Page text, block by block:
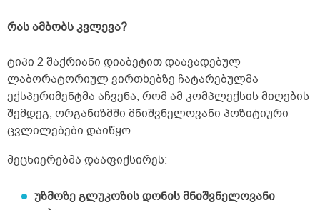
რას ამბობს კვლევა?
ტიპი 2 შაქრიანი დიაბეტით დაავადებულ
ლაბორატორიულ ვირთხებზე ჩატარებულმა
ექსპერიმენტმა აჩვენა, რომ ამ კომპლექსის მიღების
შემდეგ, ორგანიზმში მნიშვნელოვანი პოზიტიური
ცვლილებები დაიწყო.
მეცნიერებმა დააფიქსირეს:
უზმოზე გლუკოზის დონის მნიშვნელოვანი